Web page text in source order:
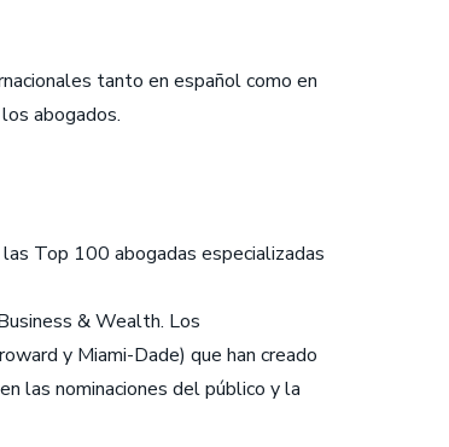
tanto en español como en
abogados.
Top 100 abogadas especializadas
& Wealth. Los
y Miami-Dade) que han creado
las nominaciones del público y la